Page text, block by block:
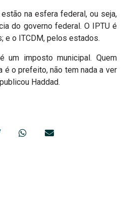
na esfera federal, ou seja,
do governo federal. O IPTU é
e o ITCDM, pelos estados.
um imposto municipal. Quem
é o prefeito, não tem nada a ver
Haddad.